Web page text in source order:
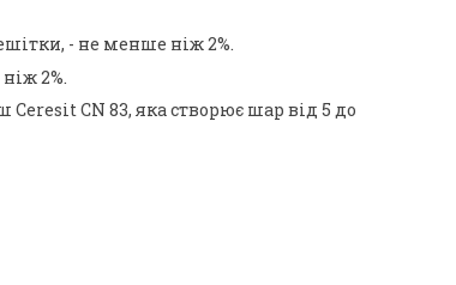
- не менше ніж 2%.
2%.
CN 83, яка створює шар від 5 до